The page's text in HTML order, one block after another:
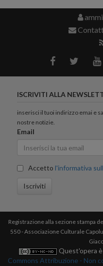
ISCRIVITI ALLA
inserisci il tuoi indirizzo emai e
nostre notizie.
Email
Accetto l'informativa
Iscriviti
Registrazione alla sezione stampa
550 - Associazione Culturale
Quest'opera
Commons Attribuzione - Non